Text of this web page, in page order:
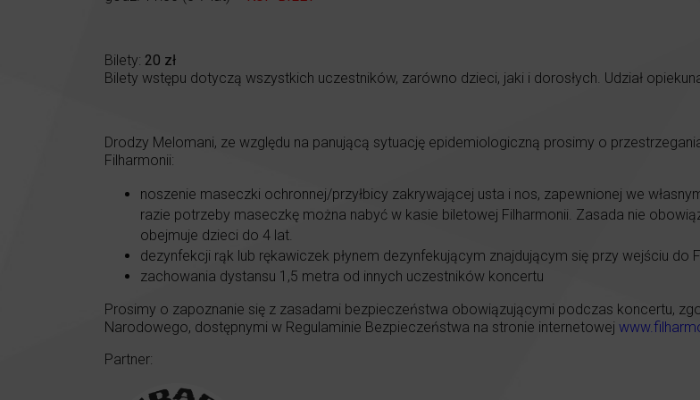
Bilety: 20 zł
Bilety wstępu dotyczą wszystkich uczestników, zarówno dzieci, jaki i dorosłych. Udział
Drodzy Melomani, ze względu na panującą sytuację epidemiologiczną prosimy o
Filharmonii:
noszenie maseczki ochronnej/przyłbicy zakrywającej usta i nos, zapewnionej we
razie potrzeby maseczkę można nabyć w kasie biletowej Filharmonii. Zasada nie
obejmuje dzieci do 4 lat.
dezynfekcji rąk lub rękawiczek płynem dezynfekującym znajdującym się przy wejściu do
zachowania dystansu 1,5 metra od innych uczestników koncertu
Prosimy o zapoznanie się z zasadami bezpieczeństwa obowiązującymi podczas koncertu,
Narodowego, dostępnymi w Regulaminie Bezpieczeństwa na stronie internetowej
Partner: